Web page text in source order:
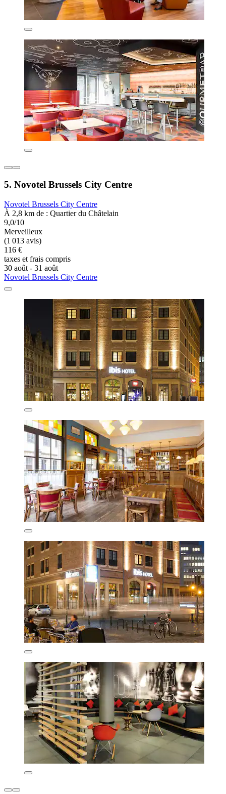
5. Novotel Brussels City Centre
Novotel Brussels City Centre
À 2,8 km de : Quartier du Châtelain
9,0/10
Merveilleux
(1 013 avis)
116 €
taxes et frais compris
30 août - 31 août
Novotel Brussels City Centre